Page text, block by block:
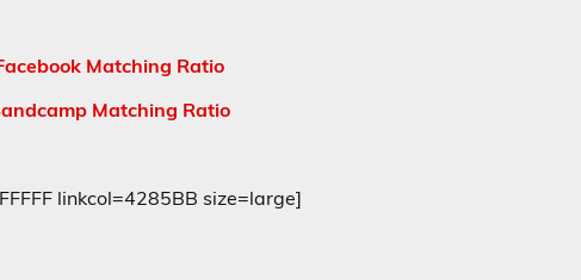
Matching Ratio
Matching Ratio
linkcol=4285BB size=large]